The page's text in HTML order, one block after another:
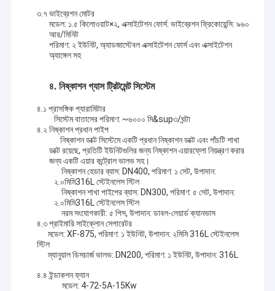
৩.৭ ভাইব্রেশন মোটর
মডেল: ১.৫ কিলোওয়াট×২, এক্সাইটেশন ফোর্স: ভাইব্রেশন ফ্রিকোয়েন্সি: ৯৬০
আর/মিনিট
পরিমাণ: ২ ইউনিট, অ্যাডজাস্টেবল এক্সাইটেশন ফোর্স এবং এক্সাইটেশন
অ্যাঙ্গেল সহ
৪. নিষ্কাশন গ্যাস ট্রিটমেন্ট সিস্টেম
৪.১ প্রাসঙ্গিক প্যারামিটার
সিস্টেম বাতাসের পরিমাণ: ~৬০০০ মি&sup৩/ঘন্টা
৪.২ নিষ্কাশন প্রধান পাইপ
নিষ্কাশন ডাক্ট সিস্টেমে একটি প্রধান নিষ্কাশন ডাক্ট এবং পাঁচটি শাখা
ডাক্ট রয়েছে, প্রতিটি ইউনিটগুলির জন্য নিষ্কাশন এয়ারফ্লো নিয়ন্ত্রণ করার
জন্য একটি এয়ার কন্ট্রোল ভালভ সহ।
নিষ্কাশন হেডার ব্যাস: DN400, পরিমাণ: ১ সেট, উপাদান:
২.০মিমি316L স্টেইনলেস স্টিল
নিষ্কাশন শাখা পাইপের ব্যাস: DN300, পরিমাণ: ৫ সেট, উপাদান:
২.০মিমি316L স্টেইনলেস স্টিল
নরম সংযোগকারী: ৫ পিস, উপাদান: ডাবল-লেয়ার্ড ক্যানভাস
৪.৩ প্রাইমারি সাইক্লোন সেপারেটর
মডেল: XF-875, পরিমাণ: ১ ইউনিট, উপাদান: ২মিমি 316L স্টেইনলেস
স্টিল
ম্যানুয়াল ডিসচার্জ ভালভ: DN200, পরিমাণ: ১ ইউনিট, উপাদান: 316L
৪.৪ ইন্ডাকশন ফ্যান
মডেল: 4-72-5A-15Kw